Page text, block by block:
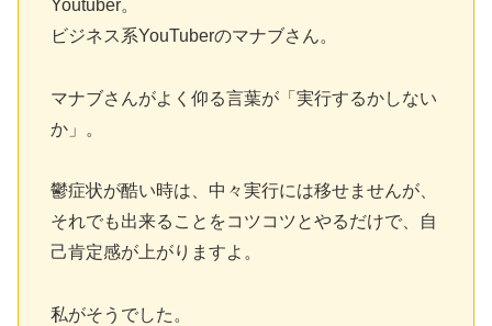
Youtuber。
ビジネス系YouTuberのマナブさん。
マナブさんがよく仰る言葉が「実行するかしない
か」。
鬱症状が酷い時は、中々実行には移せませんが、
それでも出来ることをコツコツとやるだけで、自
己肯定感が上がりますよ。
私がそうでした。